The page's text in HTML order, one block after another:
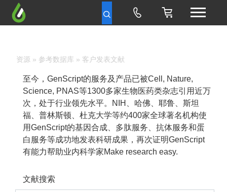
资源 » 参考数据库 » 客户发表文献
至今，GenScript的服务及产品已被Cell, Nature,
Science, PNAS等1300多家生物医药类杂志引用近万
次，处于行业领先水平。NIH、哈佛、耶鲁、斯坦
福、普林斯顿、杜克大学等约400家全球著名机构使
用GenScript的基因合成、多肽服务、抗体服务和蛋
白服务等成功地发表科研成果，再次证明GenScript
有能力帮助业内科学家Make research easy.
文献搜索